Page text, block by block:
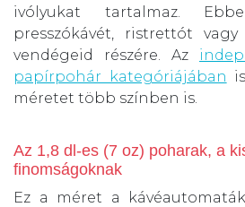
ivólyukat tartalmaz.
presszókávét, ristrettót
vendégeid részére. Az
papírpohár kategóriájában
méretet több színben is.
Az 1,8 dl-es (7 oz) poharak, a
finomságoknak
Ez a méret a